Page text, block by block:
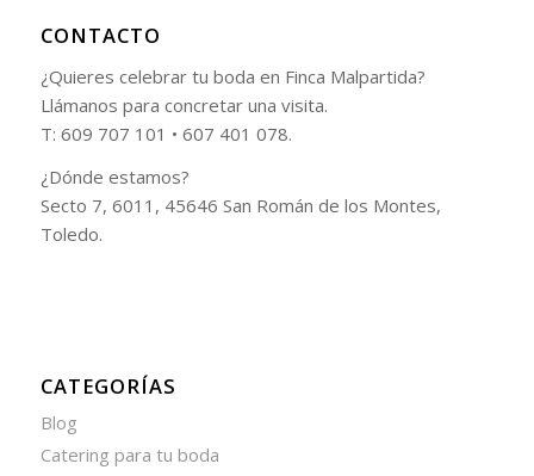
CONTACTO
¿Quieres celebrar tu boda en Finca Malpartida?
Llámanos para concretar una visita.
T: 609 707 101 • 607 401 078.
¿Dónde estamos?
Secto 7, 6011, 45646 San Román de los Montes,
Toledo.
CATEGORÍAS
Blog
Catering para tu boda